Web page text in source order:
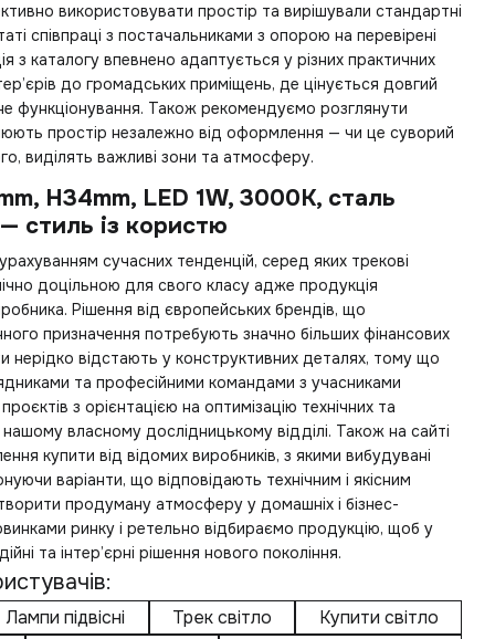
використовувати простір та вирішували стандартні
співпраці з постачальниками з опорою на перевірені
з каталогу впевнено адаптується у різних практичних
до громадських приміщень, де цінується довгий
функціонування. Також рекомендуємо розглянути
простір незалежно від оформлення — чи це суворий
виділять важливі зони та атмосферу.
H34mm, LED 1W, 3000К, сталь
стиль із користю
сучасних тенденцій, серед яких трекові
доцільною для свого класу адже продукція
Рішення від європейських брендів, що
призначення потребують значно більших фінансових
нерідко відстають у конструктивних деталях, тому що
та професійними командами з учасниками
з орієнтацією на оптимізацію технічних та
нашому власному дослідницькому відділі. Також на сайті
купити від відомих виробників, з якими вибудувані
варіанти, що відповідають технічним і якісним
продуману атмосферу у домашніх і бізнес-
ринку і ретельно відбираємо продукцію, щоб у
та інтер’єрні рішення нового покоління.
Лампи підвісні Трек світло
Купити світло